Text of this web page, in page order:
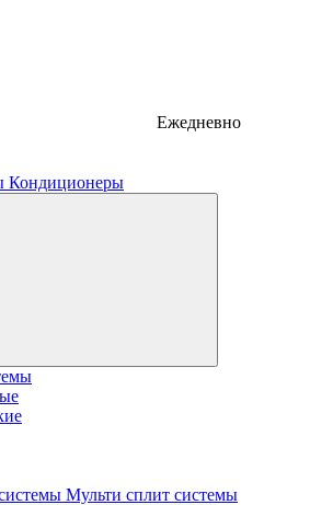
Ежедневно
Кондиционеры
Мульти сплит системы